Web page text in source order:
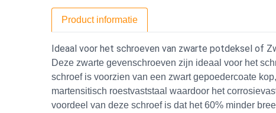
Product informatie
Ideaal voor het schroeven van zwarte potdeksel of
Deze zwarte gevenschroeven zijn ideaal voor het
schroef is voorzien van een zwart gepoedercoate
martensitisch roestvaststaal waardoor het
voordeel van deze schroef is dat het 60% minder